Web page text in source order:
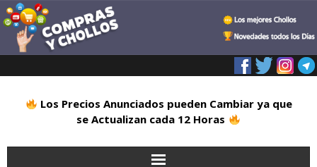
Los Precios Anunciados pueden Cambiar ya que
se Actualizan cada 12 Horas